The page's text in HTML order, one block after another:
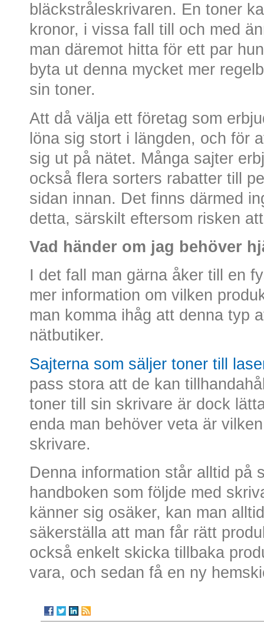
bläckstråleskrivaren. En toner
kronor, i vissa fall till och med
man däremot hitta för ett par
byta ut denna mycket mer
sin toner.
Att då välja ett företag som
löna sig stort i längden, och för
sig ut på nätet. Många sajter
också flera sorters rabatter till
sidan innan. Det finns därmed
detta, särskilt eftersom risken
Vad händer om jag behöver
I det fall man gärna åker till en
mer information om vilken
man komma ihåg att denna typ
nätbutiker.
Sajterna som säljer toner till
pass stora att de kan
toner till sin skrivare är dock
enda man behöver veta är
skrivare.
Denna information står alltid på
handboken som följde med
känner sig osäker, kan man
säkerställa att man får rätt
också enkelt skicka tillbaka
vara, och sedan få en ny